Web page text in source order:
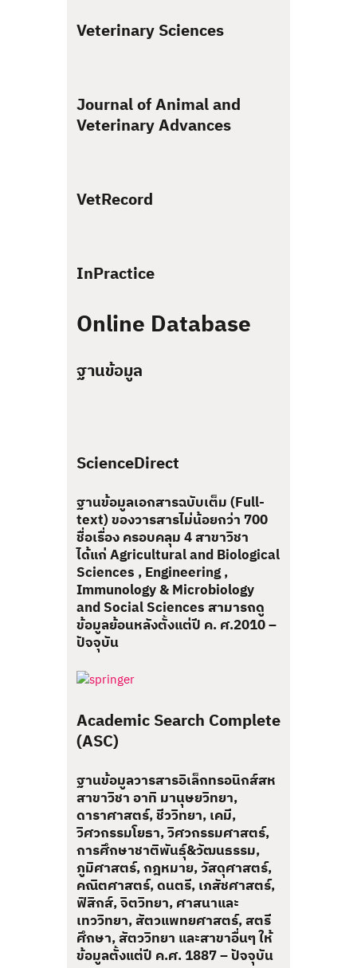
Veterinary Sciences
Journal of Animal and
Veterinary Advances
VetRecord
InPractice
Online Database
ฐานข้อมูล
ScienceDirect
ฐานข้อมูลเอกสารฉบับเต็ม (Full-
text) ของวารสารไม่น้อยกว่า 700
ชื่อเรื่อง ครอบคลุม 4 สาขาวิชา
ได้แก่ Agricultural and Biological
Sciences , Engineering ,
Immunology & Microbiology
and Social Sciences สามารถดู
ข้อมูลย้อนหลังตั้งแต่ปี ค. ศ.2010 –
ปัจจุบัน
Academic Search Complete
(ASC)
ฐานข้อมูลวารสารอิเล็กทรอนิกส์สห
สาขาวิชา อาทิ มานุษยวิทยา,
ดาราศาสตร์, ชีววิทยา, เคมี,
วิศวกรรมโยธา, วิศวกรรมศาสตร์,
การศึกษาชาติพันธุ์&วัฒนธรรม,
ภูมิศาสตร์, กฎหมาย, วัสดุศาสตร์,
คณิตศาสตร์, ดนตรี, เภสัชศาสตร์,
ฟิสิกส์, จิตวิทยา, ศาสนาและ
เทววิทยา, สัตวแพทยศาสตร์, สตรี
ศึกษา, สัตววิทยา และสาขาอื่นๆ ให้
ข้อมูลตั้งแต่ปี ค.ศ. 1887 – ปัจจุบัน